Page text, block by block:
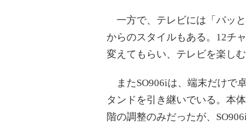
一方で、テレビには「パッ
からのスタイルもある。12チ
変えてもらい、テレビを楽し
またSO906iは、端末だけで
タンドを引き継いでいる。本
階の調整のみだったが、